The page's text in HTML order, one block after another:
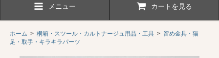
メニュー カートを見る
ホーム > 桐箱・スツール・カルトナージュ用品・工具 > 留め金具・猫
足・取手・キラキラパーツ